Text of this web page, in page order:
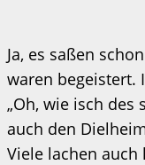
Ja, es saßen
waren begeistert.
„Oh, wie isch des
auch den
Viele lachen